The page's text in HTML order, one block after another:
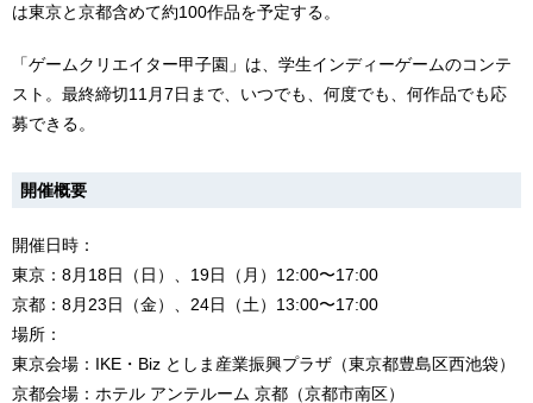
は東京と京都含めて約100作品を予定する。
「ゲームクリエイター甲子園」は、学生インディーゲームのコンテ
スト。最終締切11月7日まで、いつでも、何度でも、何作品でも応
募できる。
開催概要
開催日時：
東京：8月18日（日）、19日（月）12:00〜17:00
京都：8月23日（金）、24日（土）13:00〜17:00
場所：
東京会場：IKE・Biz としま産業振興プラザ（東京都豊島区西池袋）
京都会場：ホテル アンテルーム 京都（京都市南区）